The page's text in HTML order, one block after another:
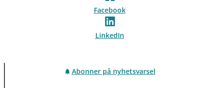
Facebook
LinkedIn
Abonner på nyhetsvarsel